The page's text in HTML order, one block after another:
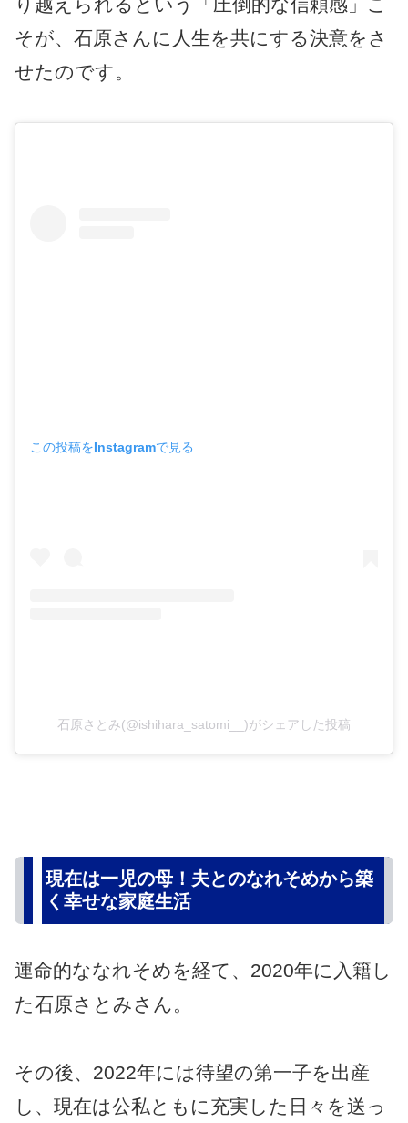
そが、石原さんに人生を共にする決意をさ
せたのです。
この投稿をInstagramで見る
石原さとみ(@ishihara_satomi__)がシェアした投稿
現在は一児の母！夫とのなれそめから築
く幸せな家庭生活
運命的ななれそめを経て、2020年に入籍し
た石原さとみさん。
その後、2022年には待望の第一子を出産
し、現在は公私ともに充実した日々を送っ